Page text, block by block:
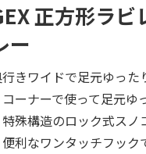
正方形ラ
ー
きワイドで足元ゆった
コーナーで使って足元
特殊構造のロック式ス
便利なワンタッチフッ